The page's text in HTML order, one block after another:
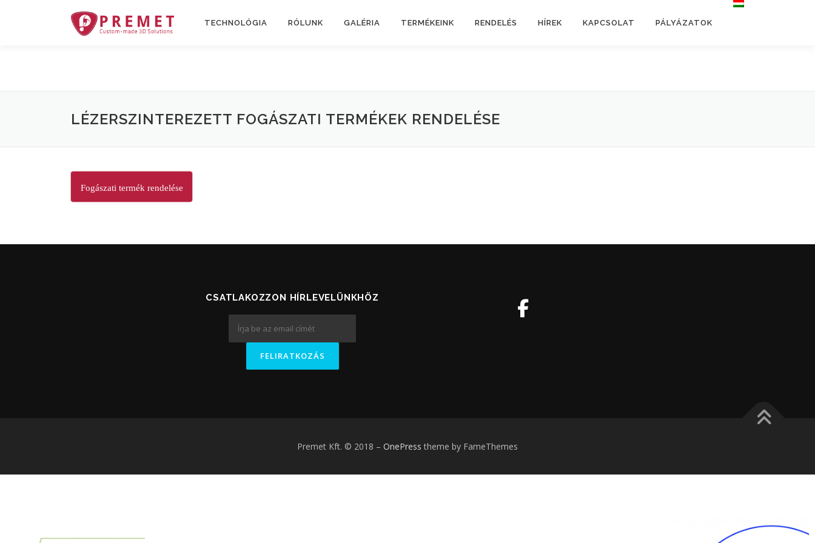
TECHNOLÓGIA RÓLUNK GALÉRIA TERMÉKEINK RENDELÉS HÍREK KAPCSOLAT PÁLYÁZATOK
LÉZERSZINTEREZETT FOGÁSZATI TERMÉKEK RENDELÉSE
Fogászati termék rendelése
CSATLAKOZZON HÍRLEVELÜNKHÖZ
Premet Kft. © 2018 – OnePress theme by FameThemes